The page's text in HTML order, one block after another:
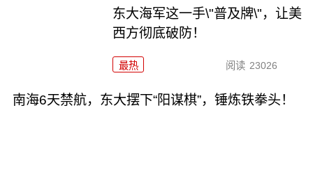
东大海军这一手\"普及牌\"，让美
西方彻底破防！
最热 阅读 23026
南海6天禁航，东大摆下“阳谋棋”，锤炼铁拳头！